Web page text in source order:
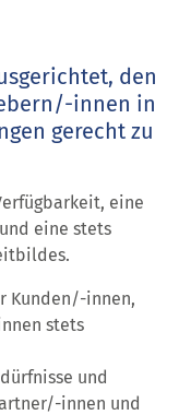
den
innen in
gerecht zu
eine
eine stets
Kunden/-innen,
stets
und
innen und